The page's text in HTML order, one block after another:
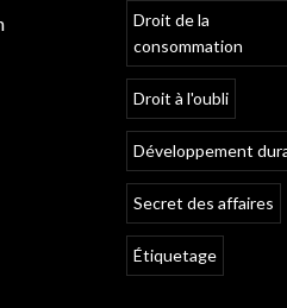
Droit de la
consommation
Droit à l'oubli
Développement
Secret des affaires
Étiquetage